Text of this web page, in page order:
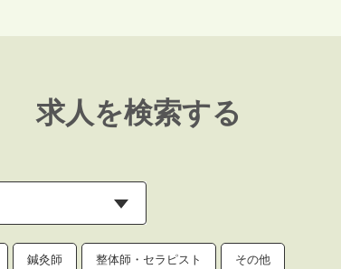
求人を検索する
鍼灸師 整体師・セラピスト その他